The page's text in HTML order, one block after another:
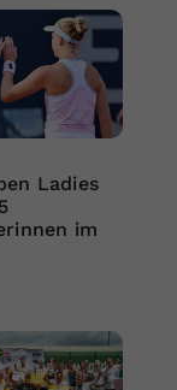
Ladies
im